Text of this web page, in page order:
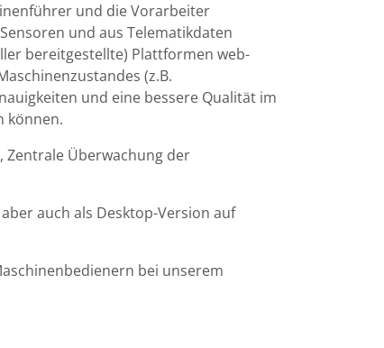
und die Vorarbeiter
und aus Telematikdaten
bereitgestellte) Plattformen web-
(z.B.
und eine bessere Qualität im
können.
Zentrale Überwachung der
auch als Desktop-Version auf
bei unserem